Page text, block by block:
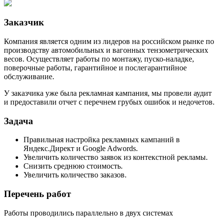
Заказчик
Компания является одним из лидеров на российском рынке по
производству автомобильных и вагонных тензометрических
весов. Осуществляет работы по монтажу, пуско-наладке,
поверочные работы, гарантийное и послегарантийное
обслуживание.
У заказчика уже была рекламная кампания, мы провели аудит
и предоставили отчет с перечнем грубых ошибок и недочетов.
Задача
Правильная настройка рекламных кампаний в
Яндекс.Директ и Google Adwords.
Увеличить количество заявок из контекстной рекламы.
Снизить среднюю стоимость.
Увеличить количество заказов.
Перечень работ
Работы проводились параллельно в двух системах